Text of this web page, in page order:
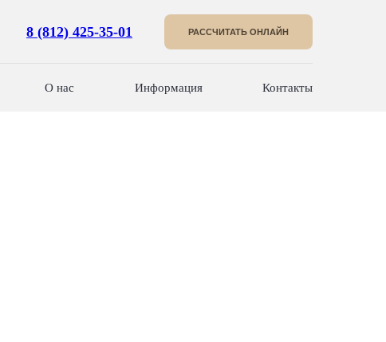
8 (812) 425-35-01 РАССЧИТАТЬ ОНЛАЙН
О нас Информация Контакты